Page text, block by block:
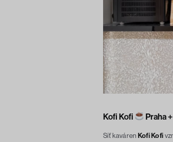
Kofi Kofi Praha
Síť kaváren Kofi Kofi